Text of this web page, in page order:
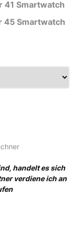
41 Smartwatch
45 Smartwatch
handelt es sich
verdiene ich an